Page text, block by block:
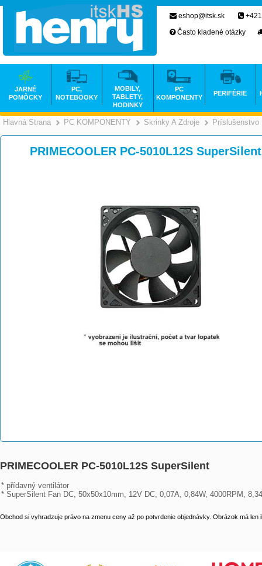
Hlavná Strana >
PC KOMPONENTY >
Skrinky A Zdroje Príslušenstvo
PRIMECOOLER PC-5010L12S SuperSilent
PRIMECOOLER PC-5010L12S SuperSilent
* přídavný ventilátor
* SuperSilent Fan DC, 50x50x10mm, 12V DC, 0,07A, 0,84W, 4000RPM,
Obchod si vyhradzuje právo na zmenu ceny až po potvrdenie objednávky. Obrázok má len
eshop@itsk.sk
Často kladené otázky
JARNÉ
POMÔCKY
PC,
NOTEBOOKY
MOBILY,
TABLETY,
HODINKY
PC
KOMPONENTY
PERIFÉRIE